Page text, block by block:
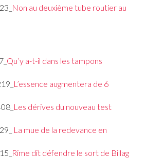
Non au deuxième tube routier au
Qu’y a-t-il dans les tampons
L’essence augmentera de 6
Les dérives du nouveau test
La mue de la redevance en
Rime dit défendre le sort de Billag